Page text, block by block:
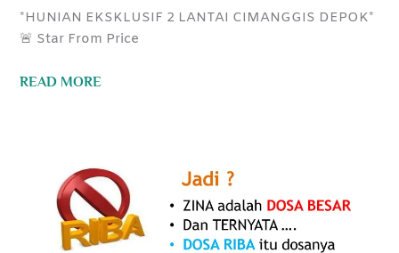
*HUNIAN EKSKLUSIF 2 LANTAI CIMANGGIS DEPOK*
🚨 Star From Price
READ MORE